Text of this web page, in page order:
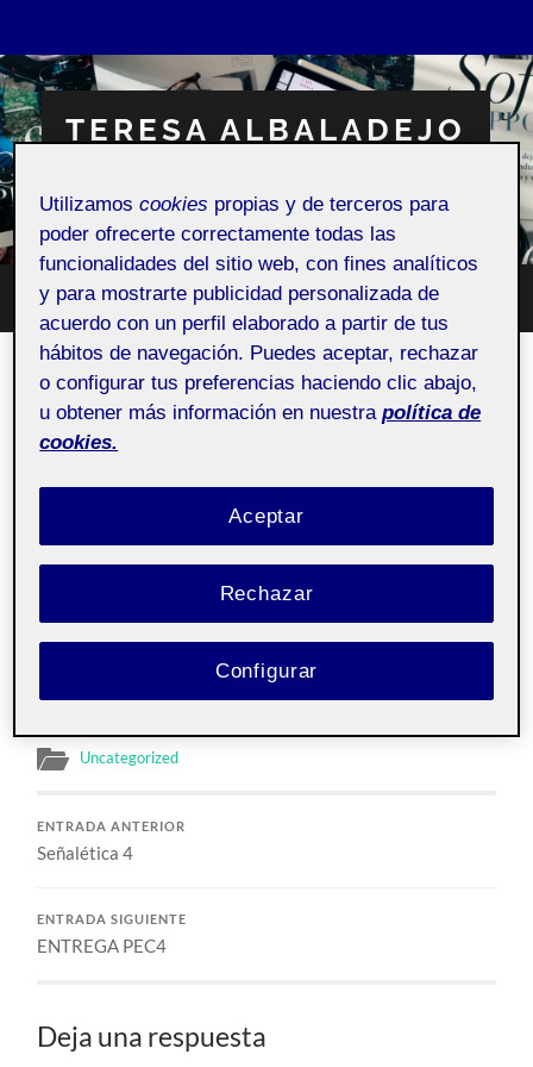
TERESA ALBALADEJO
Graphic designer.
Alternar
el
menú
móvil
campo
SEÑALÉTICA VIDEO R4
22 DICIEMBRE, 2024
Proyecto III: Espacios
inclusivos y señalética -
Aula 2
1219 (1)
Entrega de la actividad PEC3
Uncategorized
ENTRADA ANTERIOR
Señalética 4
ENTRADA SIGUIENTE
ENTREGA PEC4
Deja una respuesta
Utilizamoscookies propias y de terceros para
poder ofrecerte correctamente todas las
funcionalidades del sitio web, con fines analíticos
y para mostrarte publicidad personalizada de
acuerdo con un perfil elaborado a partir de tus
hábitos de navegación. Puedes aceptar, rechazar
o configurar tus preferencias haciendo clic abajo,
u obtener más información en nuestra política de
cookies.
Rechazar
Aceptar
Configurar